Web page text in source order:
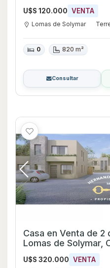
U$S 120.000 VENTA
Lomas de Solymar
0 820 m²
Consultar
Casa en Venta de 2
Lomas de Solymar,
U$S 320.000 VENTA